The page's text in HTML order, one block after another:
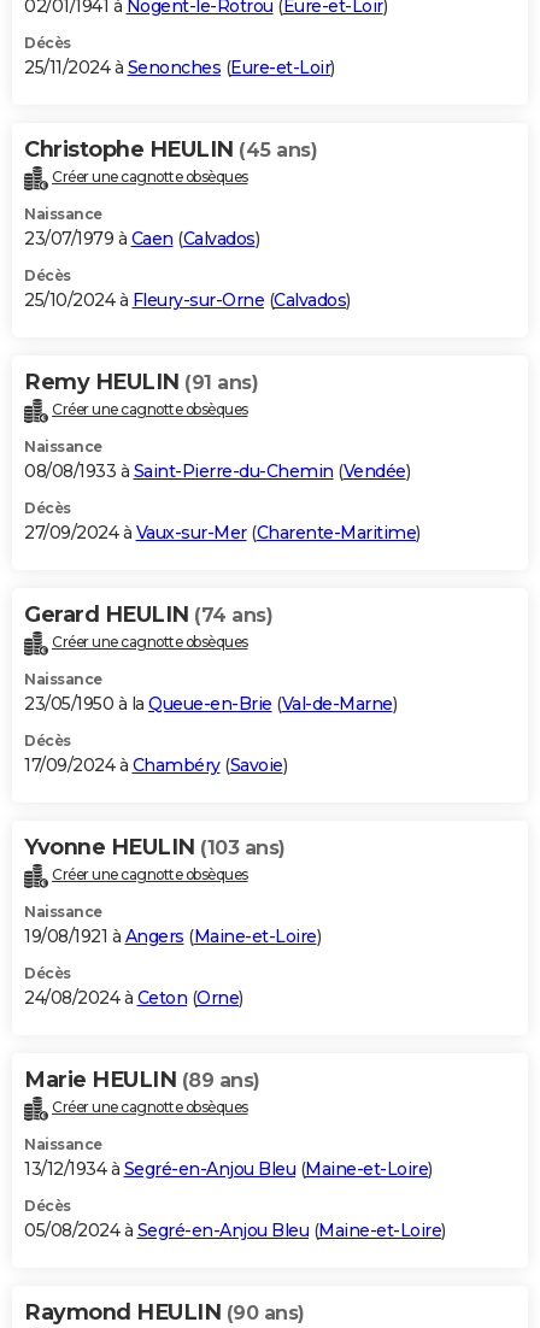
02/01/1941 à Nogent-le-Rotrou ( Eure-et-Loir)
Décès
25/11/2024 à Senonches (Eure-et-Loir)
Christophe HEULIN (45 ans)
Créer une cagnotte obsèques
Naissance
23/07/1979 à Caen (Calvados)
Décès
25/10/2024 à Fleury-sur-Orne (Calvados)
Remy HEULIN (91 ans)
Créer une cagnotte obsèques
Naissance
08/08/1933 à Saint-Pierre-du-Chemin (Vendée)
Décès
27/09/2024 à Vaux-sur-Mer(Charente-Maritime)
Gerard HEULIN (74 ans)
Créer une cagnotte obsèques
Naissance
23/05/1950 à la Queue-en-Brie (Val-de-Marne)
Décès
17/09/2024 à Chambéry(Savoie)
Yvonne HEULIN (103 ans)
Créer une cagnotte obsèques
Naissance
19/08/1921 à Angers (Maine-et-Loire)
Décès
24/08/2024 à Ceton (Orne)
Marie HEULIN (89 ans)
Créer une cagnotte obsèques
Naissance
13/12/1934 à Segré-en-Anjou Bleu (Maine-et-Loire)
Décès
05/08/2024 à Segré-en-Anjou Bleu (Maine-et-Loire)
Raymond HEULIN (90 ans)